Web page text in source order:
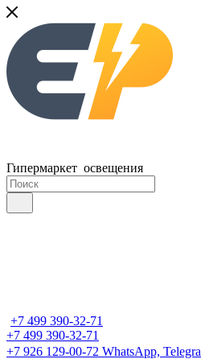
Гипермаркет освещения
+7 499 390-32-71
+7 499 390-32-71
+7 926 129-00-72 WhatsApp,